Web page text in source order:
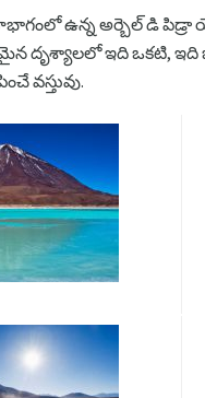
ఉన్న అర్బెల్ డి
దృశ్యాలలో ఇది ఒకటి,
వస్తువు.